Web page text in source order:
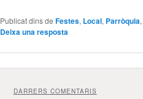
Publicat dins de Festes, Local, Parròquia
Deixa una resposta
DARRERS COMENTARIS